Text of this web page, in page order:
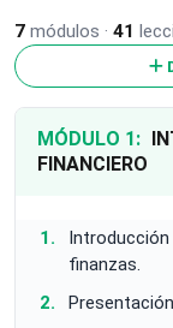
7 módulos · 41
MÓDULO 1:
FINANCIERO
finanzas.